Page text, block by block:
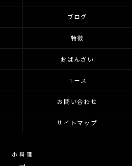
ブログ
特徴
おばんざい
コース
お問い合わせ
サイトマップ